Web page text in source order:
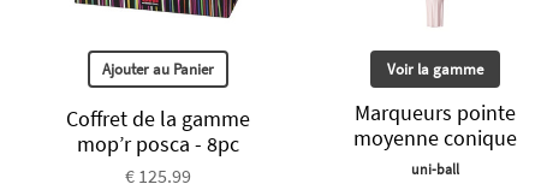
Ajouter au Panier
Coffret de la gamme
mop’r posca - 8pc
€ 125.99
Voir la gamme
Marqueurs pointe
moyenne conique
uni-ball